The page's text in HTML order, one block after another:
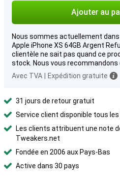
Ajouter au
Nous sommes actuellement
Apple iPhone XS 64GB Argent
clientèle ne sait pas quand ce
stock. Nous vous recommandons
Avec TVA
Expédition gratuite
31 jours de retour gratuit
Service client disponible tous les
Les clients attribuent une note
Tweakers.net
Fondée en 2006 aux Pays-Bas
Active dans 30 pays